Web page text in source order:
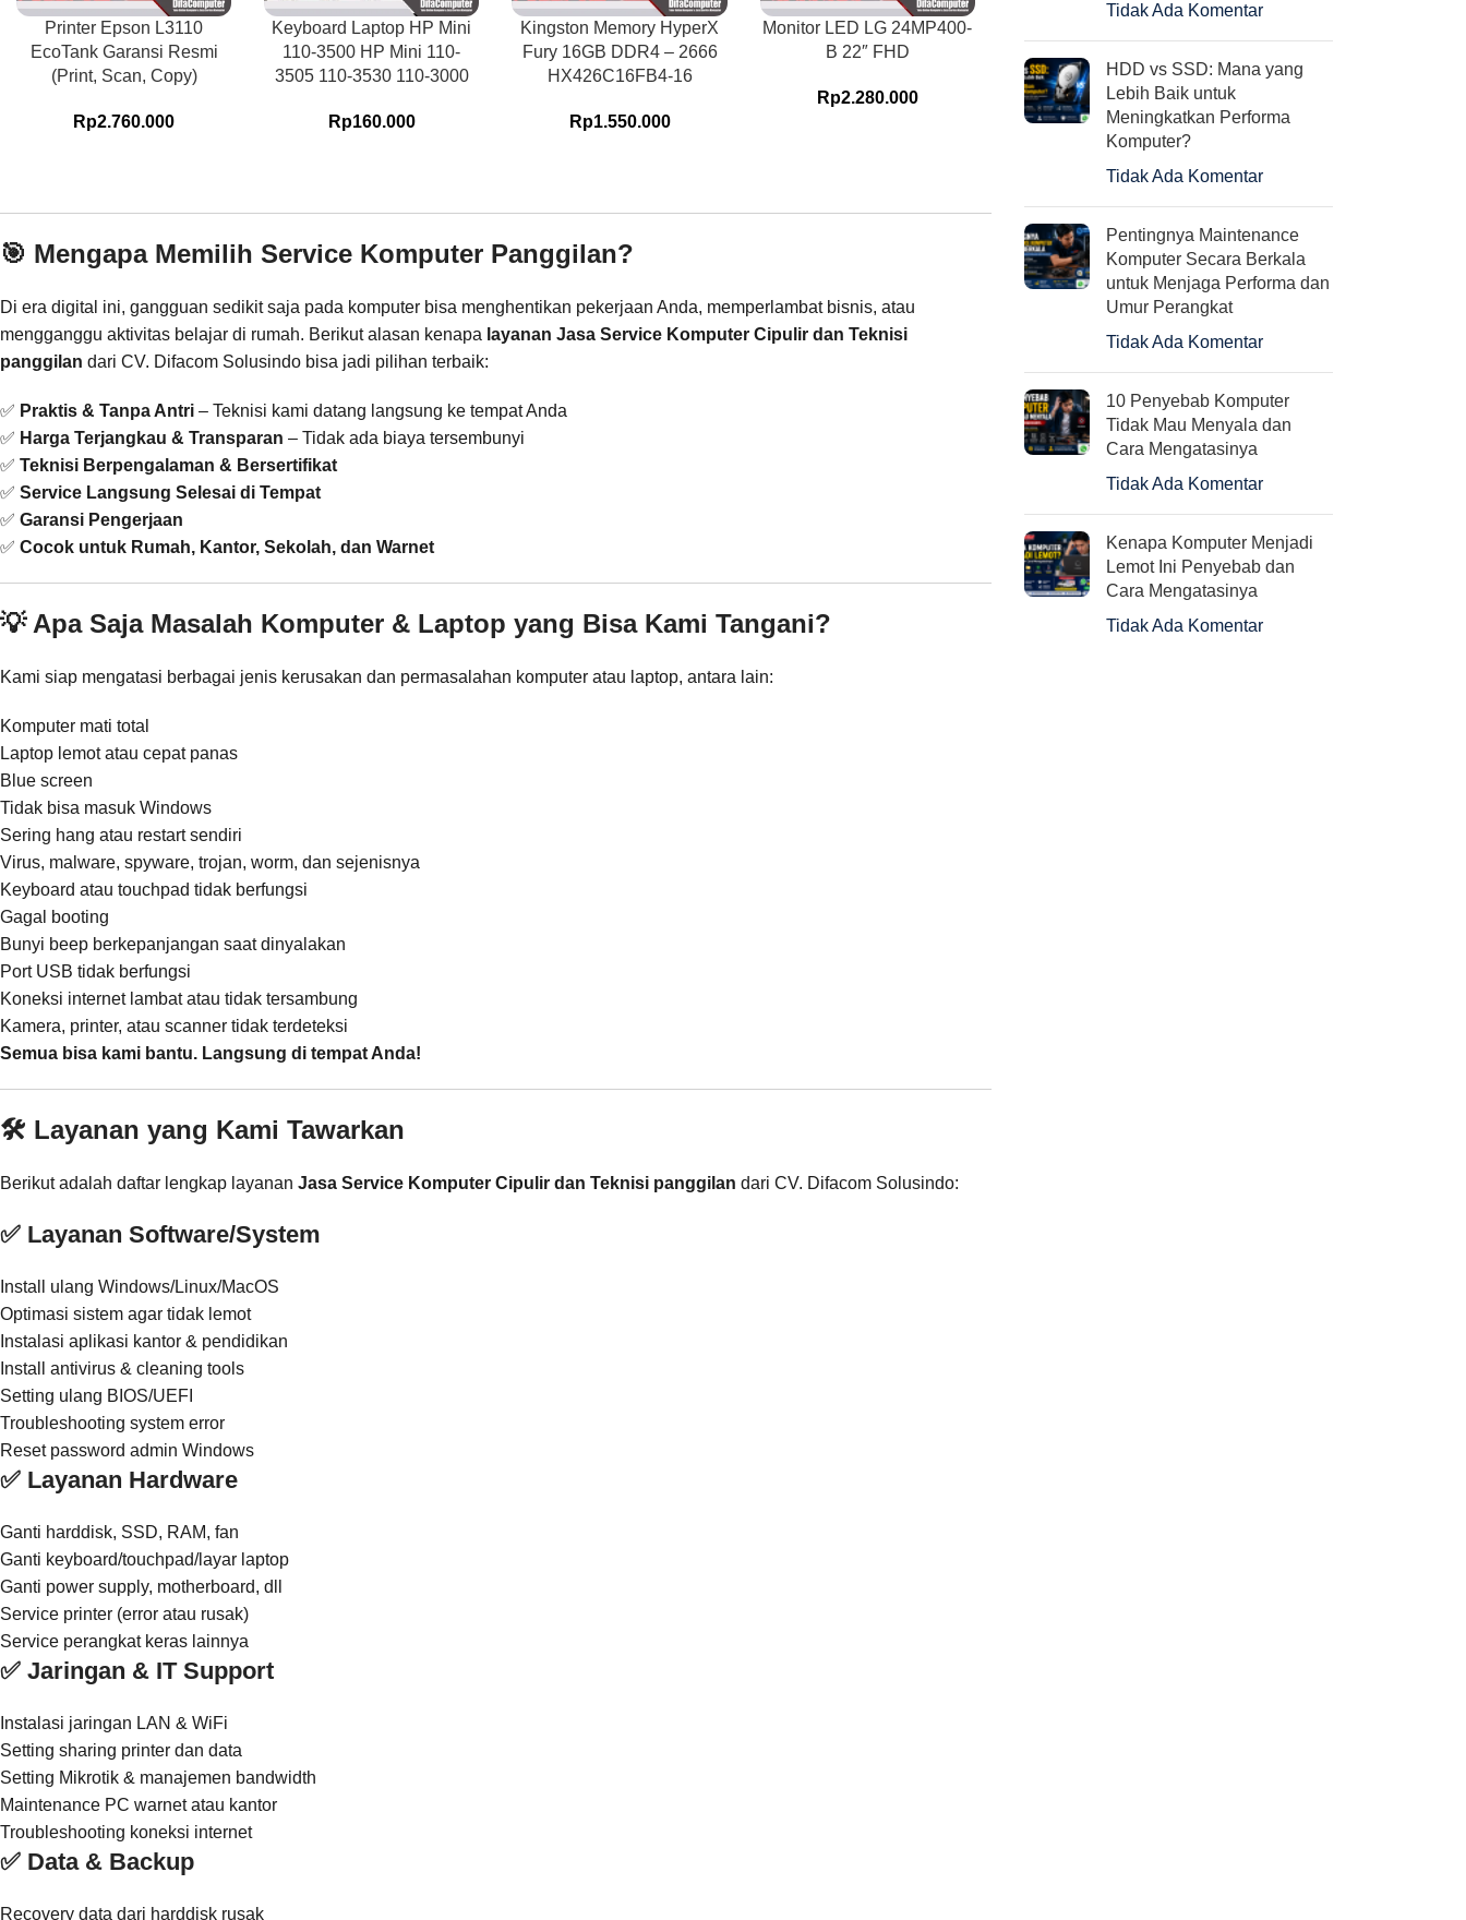
Printer Epson L3110
EcoTank Garansi Resmi
(Print, Scan, Copy)
Rp2.760.000
Keyboard Laptop HP Mini
110-3500 HP Mini 110-
3505 110-3530 110-3000
Rp160.000
Kingston Memory HyperX
Fury 16GB DDR4 – 2666
HX426C16FB4-16
Rp1.550.000
Monitor LED LG 24MP400-
B 22″ FHD
Rp2.280.000
WARNA ORIGINAL
Rp 330.000
LIQUID COOLER 120MM
🎯 Mengapa Memilih Service Komputer Panggilan?
Di era digital ini, gangguan sedikit saja pada komputer bisa menghentikan pekerjaan Anda, memperlambat bisnis, atau
mengganggu aktivitas belajar di rumah. Berikut alasan kenapa layanan Jasa Service Komputer Cipulir dan Teknisi
panggilan dari CV. Difacom Solusindo bisa jadi pilihan terbaik:
✅ Praktis & Tanpa Antri – Teknisi kami datang langsung ke tempat Anda
✅ Harga Terjangkau & Transparan – Tidak ada biaya tersembunyi
✅ Teknisi Berpengalaman & Bersertifikat
✅ Service Langsung Selesai di Tempat
✅ Garansi Pengerjaan
✅ Cocok untuk Rumah, Kantor, Sekolah, dan Warnet
💡 Apa Saja Masalah Komputer & Laptop yang Bisa Kami Tangani?
Kami siap mengatasi berbagai jenis kerusakan dan permasalahan komputer atau laptop, antara lain:
Komputer mati total
Laptop lemot atau cepat panas
Blue screen
Tidak bisa masuk Windows
Sering hang atau restart sendiri
Virus, malware, spyware, trojan, worm, dan sejenisnya
Keyboard atau touchpad tidak berfungsi
Gagal booting
Bunyi beep berkepanjangan saat dinyalakan
Port USB tidak berfungsi
Koneksi internet lambat atau tidak tersambung
Kamera, printer, atau scanner tidak terdeteksi
Semua bisa kami bantu. Langsung di tempat Anda!
🛠️ Layanan yang Kami Tawarkan
Berikut adalah daftar lengkap layanan Jasa Service Komputer Cipulir dan Teknisi panggilan dari CV. Difacom Solusindo:
✅ Layanan Software/System
Install ulang Windows/Linux/MacOS
Optimasi sistem agar tidak lemot
Instalasi aplikasi kantor & pendidikan
Install antivirus & cleaning tools
Setting ulang BIOS/UEFI
Troubleshooting system error
Reset password admin Windows
✅ Layanan Hardware
Ganti harddisk, SSD, RAM, fan
Ganti keyboard/touchpad/layar laptop
Ganti power supply, motherboard, dll
Service printer (error atau rusak)
Service perangkat keras lainnya
✅ Jaringan & IT Support
Instalasi jaringan LAN & WiFi
Setting sharing printer dan data
Setting Mikrotik & manajemen bandwidth
Maintenance PC warnet atau kantor
Troubleshooting koneksi internet
✅ Data & Backup
Recovery data dari harddisk rusak
Tidak Ada Komentar
HDD vs SSD: Mana yang
Lebih Baik untuk
Meningkatkan Performa
Komputer?
Tidak Ada Komentar
Pentingnya Maintenance
Komputer Secara Berkala
untuk Menjaga Performa dan
Umur Perangkat
Tidak Ada Komentar
10 Penyebab Komputer
Tidak Mau Menyala dan
Cara Mengatasinya
Tidak Ada Komentar
Kenapa Komputer Menjadi
Lemot Ini Penyebab dan
Cara Mengatasinya
Tidak Ada Komentar